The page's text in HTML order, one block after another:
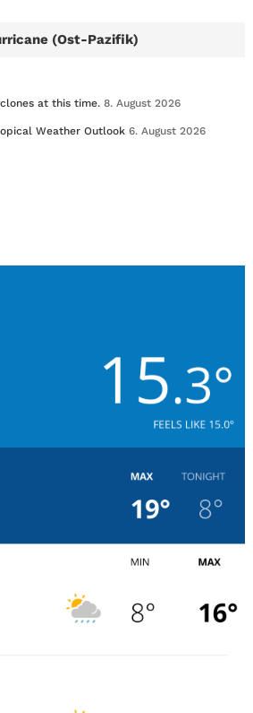
(Ost-Pazifik)
at this time. 8. August 2026
Weather Outlook 6. August 2026